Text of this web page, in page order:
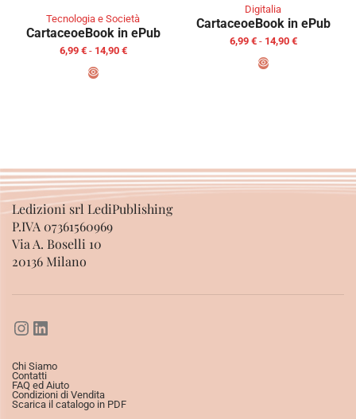
Tecnologia e Società
CartaceoeBook in ePub
6,99 € - 14,90 €
Digitalia
CartaceoeBook in ePub
6,99 € - 14,90 €
Ledizioni srl LediPublishing
P.IVA 07361560969
Via A. Boselli 10
20136 Milano
Chi Siamo
Contatti
FAQ ed Aiuto
Condizioni di Vendita
Scarica il catalogo in PDF